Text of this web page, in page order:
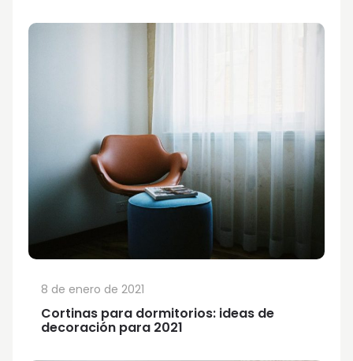
Cortinas para dormitorios: ideas de
decoración para 2021
8 de enero de 2021